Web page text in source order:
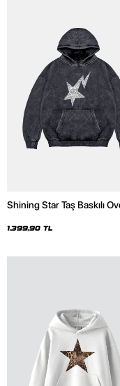
Shining Star Taş Baskılı
Hoodie
1.399,90 TL